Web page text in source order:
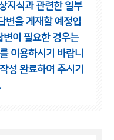
지식과 관련한 일부
변을 게재할 예정입
이 필요한 경우는
이용하시기 바랍니
성 완료하여 주시기